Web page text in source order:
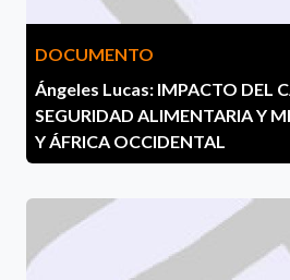
DOCUMENTO
Ángeles Lucas: IMPACTO DEL
SEGURIDAD ALIMENTARIA Y
Y ÁFRICA OCCIDENTAL